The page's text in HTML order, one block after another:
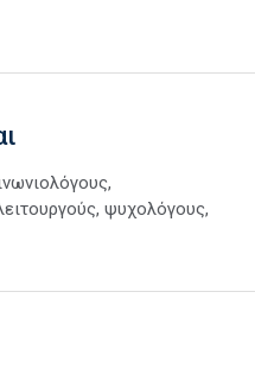
ψυχολόγους,